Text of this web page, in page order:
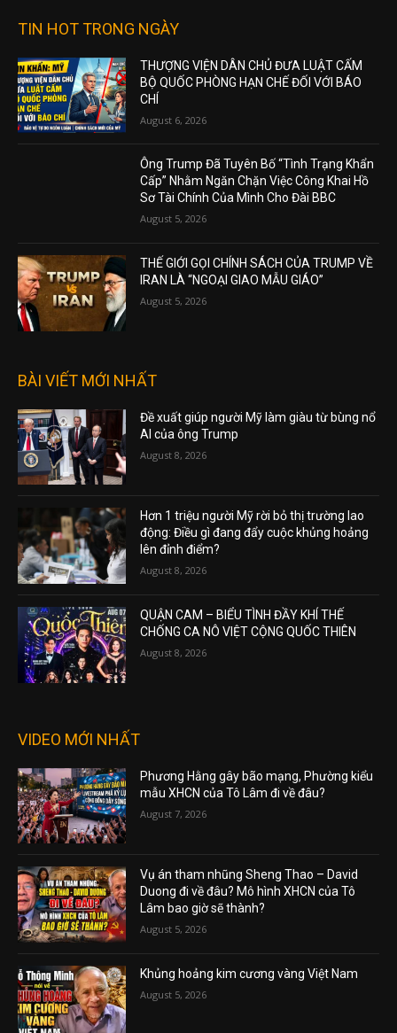
TIN HOT TRONG NGÀY
THƯỢNG VIỆN DÂN CHỦ ĐƯA LUẬT CẤM
BỘ QUỐC PHÒNG HẠN CHẾ ĐỐI VỚI BÁO
CHÍ
August 6, 2026
Ông Trump Đã Tuyên Bố “Tình Trạng Khẩn
Cấp” Nhằm Ngăn Chặn Việc Công Khai Hồ
Sơ Tài Chính Của Mình Cho Đài BBC
August 5, 2026
THẾ GIỚI GỌI CHÍNH SÁCH CỦA TRUMP VỀ
IRAN LÀ “NGOẠI GIAO MẪU GIÁO”
August 5, 2026
BÀI VIẾT MỚI NHẤT
Đề xuất giúp người Mỹ làm giàu từ bùng nổ
AI của ông Trump
August 8, 2026
Hơn 1 triệu người Mỹ rời bỏ thị trường lao
động: Điều gì đang đẩy cuộc khủng hoảng
lên đỉnh điểm?
August 8, 2026
QUẬN CAM – BIỂU TÌNH ĐẦY KHÍ THẾ
CHỐNG CA NÔ VIỆT CỘNG QUỐC THIÊN
August 8, 2026
VIDEO MỚI NHẤT
Phương Hằng gây bão mạng, Phường kiểu
mẫu XHCN của Tô Lâm đi về đâu?
August 7, 2026
Vụ án tham nhũng Sheng Thao – David
Duong đi về đâu? Mô hình XHCN của Tô
Lâm bao giờ sẽ thành?
August 5, 2026
Khủng hoảng kim cương vàng Việt Nam
August 5, 2026